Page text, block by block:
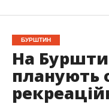
БУРШТИН
На
планують